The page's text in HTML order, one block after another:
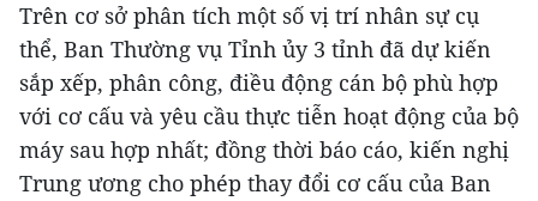
Trên cơ sở phân tích một số vị trí nhân sự cụ
thể, Ban Thường vụ Tỉnh ủy 3 tỉnh đã dự kiến
sắp xếp, phân công, điều động cán bộ phù hợp
với cơ cấu và yêu cầu thực tiễn hoạt động của bộ
máy sau hợp nhất; đồng thời báo cáo, kiến nghị
Trung ương cho phép thay đổi cơ cấu của Ban